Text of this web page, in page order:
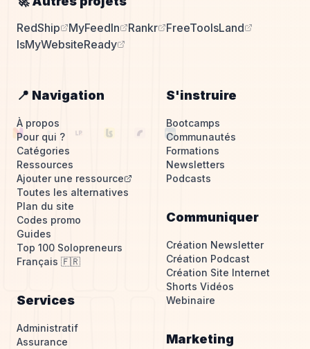
RedShip MyFeedIn Rankr
FreeToolsLand
IsMyWebsiteReady
📍 Navigation
À propos
Pour qui ?
Catégories
Ressources
Ajouter une ressource
Toutes les alternatives
Plan du site
Codes promo
Guides
Top 100 Solopreneurs
Français 🇫🇷
Services
Administratif
Assurance
S'instruire
Bootcamps
Communautés
Formations
Newsletters
Podcasts
Communiquer
Création Newsletter
Création Podcast
Création Site Internet
Shorts Vidéos
Webinaire
Marketing